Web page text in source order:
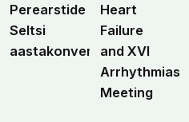
Perearstide
Seltsi
aastakonverents
Heart
Failure
and XVI
Arrhythmias
Meeting